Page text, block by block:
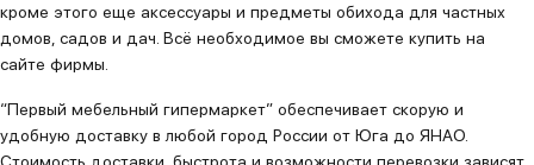
кроме этого еще аксессуары и предметы обихода для частных
домов, садов и дач. Всё необходимое вы сможете купить на
сайте фирмы.
“Первый мебельный гипермаркет” обеспечивает скорую и
удобную доставку в любой город России от Юга до ЯНАО.
Стоимость доставки, быстрота и возможности перевозки зависят